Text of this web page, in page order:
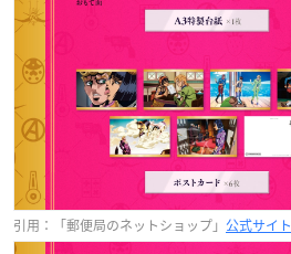
引用：「郵便局のネットショップ」 公式サイト